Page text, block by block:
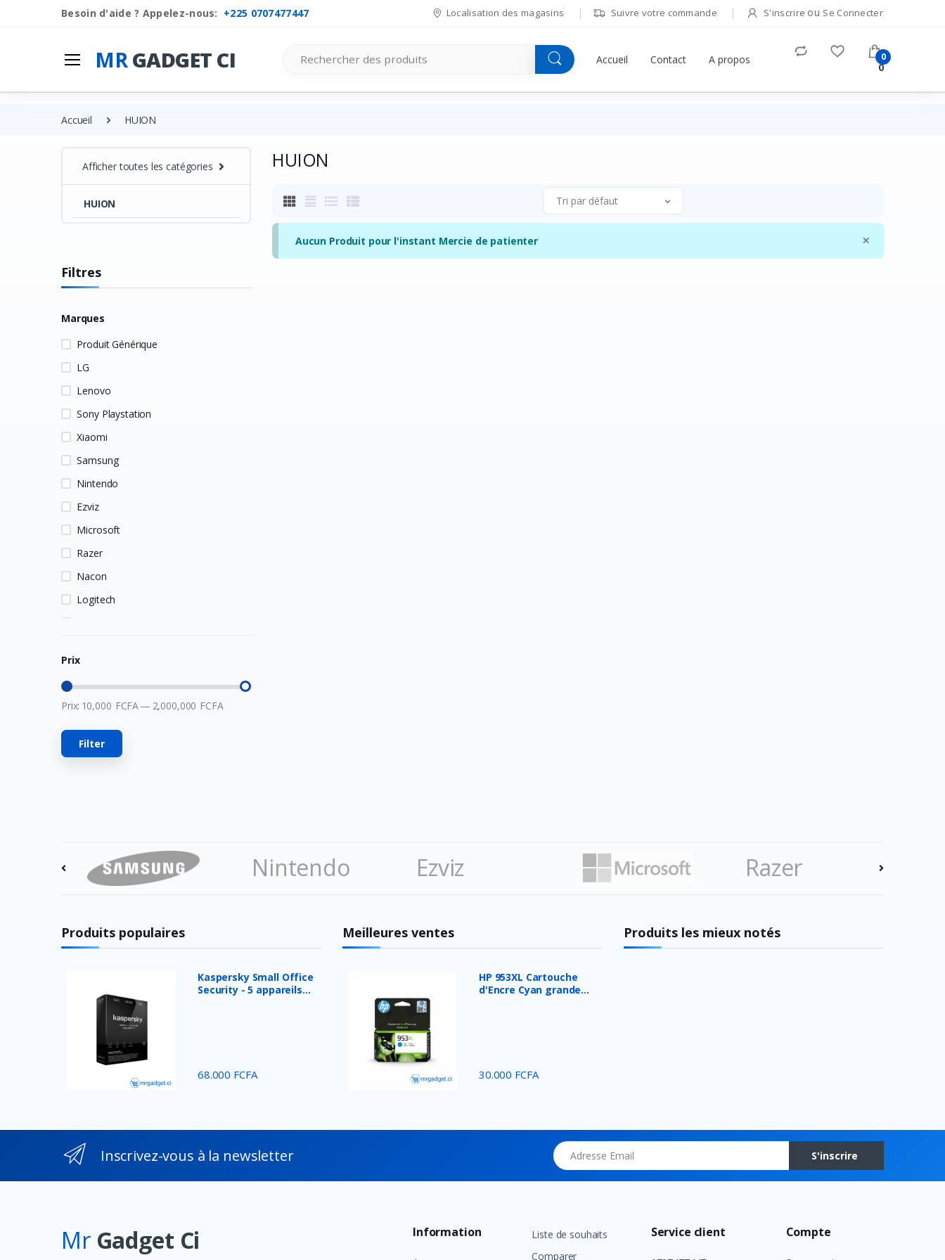
Besoin d'aide ? Appelez-nous: +225 0707477447 Localisation des magasins Suivre votre commande S'inscrire ou Se Connecter
MRGADGET CI Accueil Contact A propos 0
0
Accueil HUION
Afficher toutes les catégories
HUION
Filtres
Marques
Produit Générique
LG
Lenovo
Sony Playstation
Xiaomi
Samsung
Nintendo
Ezviz
Microsoft
Razer
Nacon
Logitech
Owlenz
LDNIO
SanDisk
Turtle Beach
Western Digital
Asus
Acer
SkullCandy
BOSE
Beats ELectronics
Oculus
HyperX
Seagate
Toshiba
Wacom
Prix
Prix: 10,000 FCFA— 2,000,000 FCFA
Filter
HUION
Tri par défaut
×
Aucun Produit pour l'instant Mercie de patienter
Nintendo Ezviz Razer
Produits populaires
Kaspersky Small Office
Security - 5 appareils...
68.000 FCFA
Meilleures ventes
HP 953XL Cartouche
d'Encre Cyan grande
30.000 FCFA
Produits les mieux notés
Inscrivez-vous à la newsletter Adresse Email
S'inscrire
Mr Gadget Ci Information
Liste de souhaits
Comparer
Service client Compte